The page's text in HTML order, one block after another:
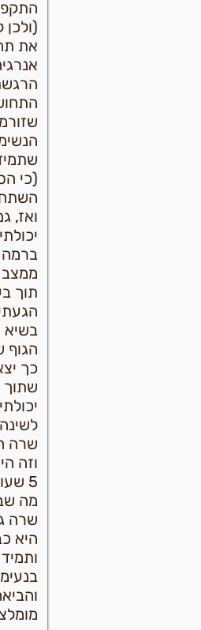
(ולכן
את
הרגשתי כאילו 5 נשים
(כי
ואז,
ברמה
ממצב
תוך בערך
בשיא
הגוף
כך
שתוך
שרה
וזה
5 שעות אחרי כבר חזרתי להסתובב ולתפקד,
מה
שרה
היא